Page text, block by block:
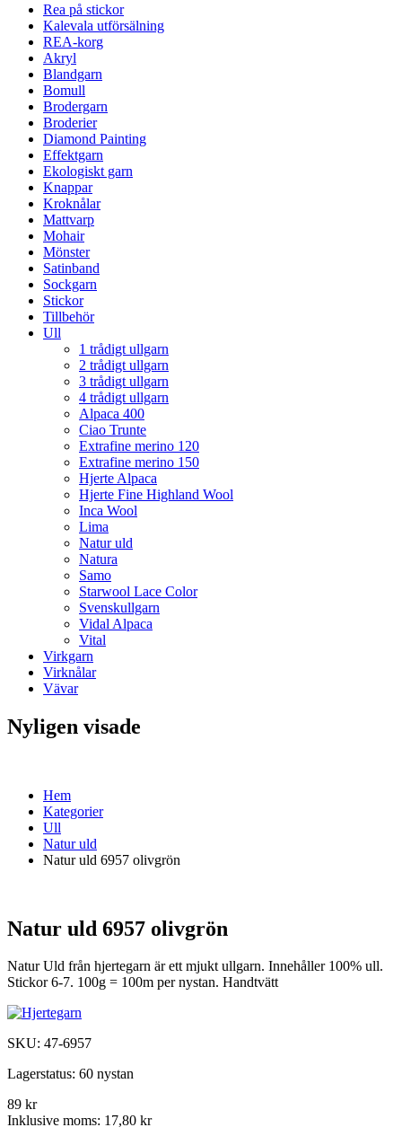
Rea på stickor
Kalevala utförsälning
REA-korg
Akryl
Blandgarn
Bomull
Brodergarn
Broderier
Diamond Painting
Effektgarn
Ekologiskt garn
Knappar
Kroknålar
Mattvarp
Mohair
Mönster
Satinband
Sockgarn
Stickor
Tillbehör
Ull
1 trådigt ullgarn
2 trådigt ullgarn
3 trådigt ullgarn
4 trådigt ullgarn
Alpaca 400
Ciao Trunte
Extrafine merino 120
Extrafine merino 150
Hjerte Alpaca
Hjerte Fine Highland Wool
Inca Wool
Lima
Natur uld
Natura
Samo
Starwool Lace Color
Svenskullgarn
Vidal Alpaca
Vital
Virkgarn
Virknålar
Vävar
Nyligen visade
Hem
Kategorier
Ull
Natur uld
Natur uld 6957 olivgrön
Natur uld 6957 olivgrön
Natur Uld från hjertegarn är ett mjukt ullgarn. Innehåller 100% ull.
Stickor 6-7. 100g = 100m per nystan. Handtvätt
SKU: 47-6957
Lagerstatus: 60 nystan
89 kr
Inklusive moms: 17,80 kr